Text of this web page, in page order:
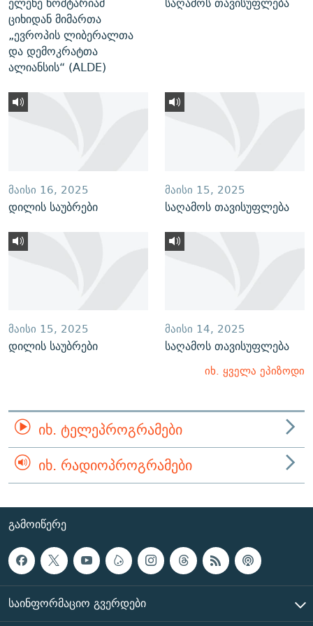
ციხიდან მიმართა
„ევროპის ლიბერალთა
და დემოკრატთა
ალიანსის“ (ALDE)
ᲛᲐᲘᲡᲘ 16, 2025
დილის საუბრები
ᲛᲐᲘᲡᲘ 15, 2025
საღამოს თავისუფლება
ᲛᲐᲘᲡᲘ 15, 2025
დილის საუბრები
ᲛᲐᲘᲡᲘ 14, 2025
საღამოს თავისუფლება
იხ. ყველა ეპიზოდი
ᲘᲮ. ᲢᲔᲚᲔᲞᲠᲝᲒᲠᲐᲛᲔᲑᲘ
ᲘᲮ. ᲠᲐᲓᲘᲝᲞᲠᲝᲒᲠᲐᲛᲔᲑᲘ
ᲒᲐᲛᲝᲘᲬᲔᲠᲔ
ᲡᲐᲘᲜᲤᲝᲠᲛᲐᲪᲘᲝ ᲒᲕᲔᲠᲓᲔᲑᲘ